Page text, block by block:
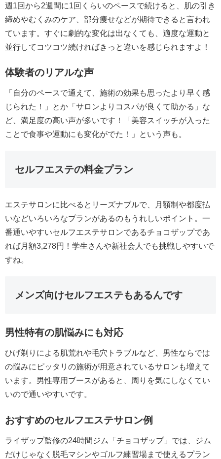
週1回から2週間に1回くらいのペースで続けると、肌の引き
締めやむくみのケア、部分痩せなどが期待できると言われ
ています。すぐに劇的な変化は出なくても、適度な運動と
並行してコツコツ続ければきっと違いを感じられますよ！
体験者のリアルな声
「自分のペースで通えて、施術の効果も思ったより早く感
じられた！」とか「サロンよりコスパが良くて助かる」な
ど、満足度の高い声が多いです！「美容スイッチが入った
ことで食事や運動にも変化がでた！」という声も。
セルフエステの料金プラン
エステサロンに比べるとリーズナブルで、月額制や都度払
いなどいろいろなプランがあるのもうれしいポイント。一
番通いやすいセルフエステサロンであるチョコザップであ
れば月額3,278円！学生さんや新社会人でも挑戦しやすいで
すね。
メンズ向けセルフエステもあるんです
男性特有の肌悩みにも対応
ひげ剃りによる肌荒れや毛穴トラブルなど、男性ならでは
の悩みにピッタリの施術が用意されているサロンも増えて
います。男性専用ブースがあると、周りを気にしなくてい
いので通いやすいです。
おすすめのセルフエステサロン例
ライザップ監修の24時間ジム「チョコザップ」では、ジム
だけじゃなく脱毛マシンやゴルフ練習場まで使えるプラン